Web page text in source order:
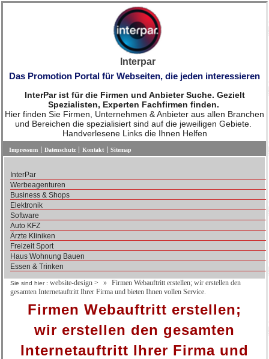
Interpar
Das Promotion Portal für Webseiten, die jeden interessieren
InterPar ist für die Firmen und Anbieter Suche. Gezielt
Spezialisten, Experten Fachfirmen finden.
Hier finden Sie Firmen, Unternehmen & Anbieter aus allen Branchen
und Bereichen die spezialisiert sind auf die jeweiligen Gebiete.
Handverlesene Links die Ihnen Helfen
Impressum Datenschutz Kontakt Sitemap
InterPar
Werbeagenturen
Business & Shops
Elektronik
Software
Auto KFZ
Ärzte Kliniken
Freizeit Sport
Haus Wohnung Bauen
Essen & Trinken
Sie sind hier : website-design >
Firmen Webauftritt erstellen; wir erstellen den
gesamten Internetauftritt Ihrer Firma und bieten Ihnen vollen Service.
Firmen Webauftritt erstellen;
wir erstellen den gesamten
Internetauftritt Ihrer Firma und